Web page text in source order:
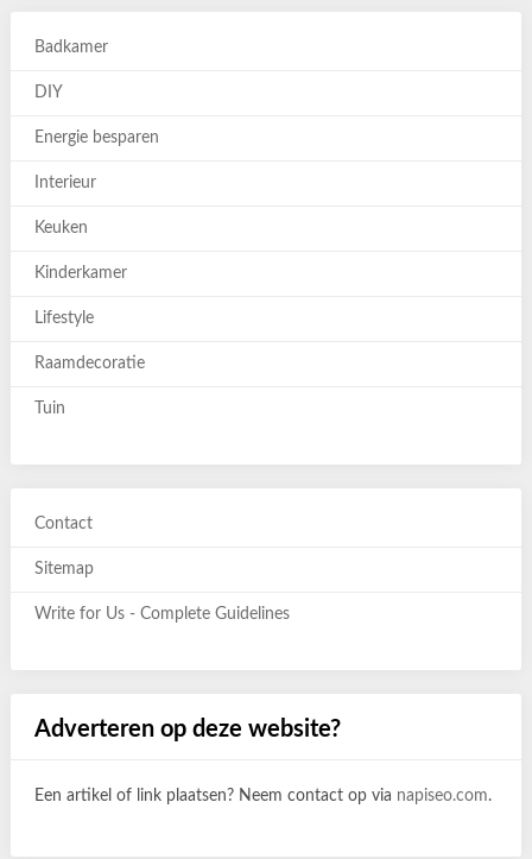
Badkamer
DIY
Energie besparen
Interieur
Keuken
Kinderkamer
Lifestyle
Raamdecoratie
Tuin
Contact
Sitemap
Write for Us - Complete Guidelines
Adverteren op deze website?
Een artikel of link plaatsen? Neem contact op via napiseo.com.